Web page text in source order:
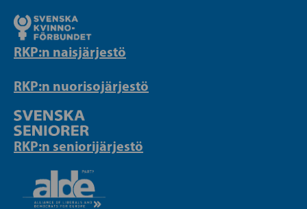
RKP:n naisjärjestö
RKP:n nuorisojärjestö
RKP:n seniorijärjestö